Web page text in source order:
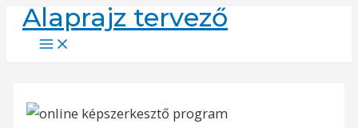
SkipAlaprajz tervező
Main
Menu